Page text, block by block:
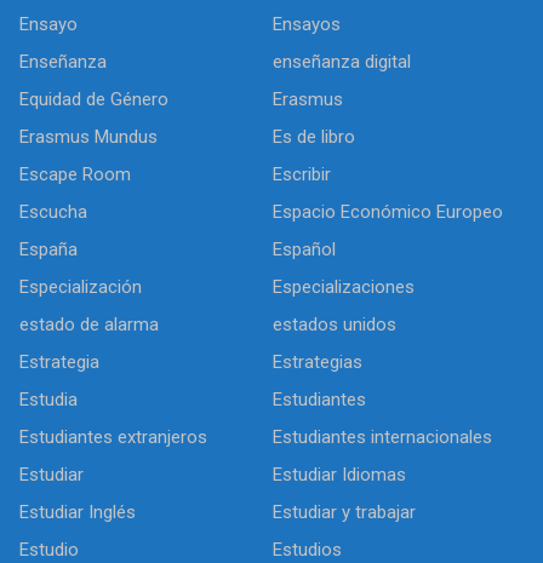
Ensayo
Ensayos
Enseñanza
enseñanza digital
Equidad de Género
Erasmus
Erasmus Mundus
Es de libro
Escape Room
Escribir
Escucha
Espacio Económico Europeo
España
Español
Especialización
Especializaciones
estado de alarma
estados unidos
Estrategia
Estrategias
Estudia
Estudiantes
Estudiantes extranjeros
Estudiantes internacionales
Estudiar
Estudiar Idiomas
Estudiar Inglés
Estudiar y trabajar
Estudio
Estudios